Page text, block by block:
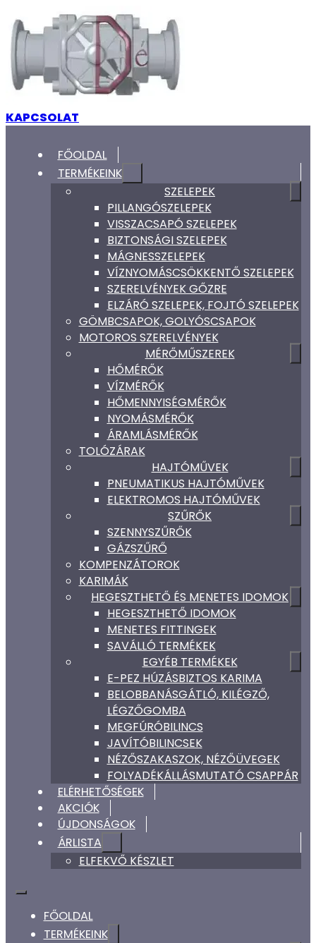
KAPCSOLAT
FŐOLDAL
TERMÉKEINK
SZELEPEK
PILLANGÓSZELEPEK
VISSZACSAPÓ SZELEPEK
BIZTONSÁGI SZELEPEK
MÁGNESSZELEPEK
VÍZNYOMÁSCSÖKKENTŐ SZELEPEK
SZERELVÉNYEK GŐZRE
ELZÁRÓ SZELEPEK, FOJTÓ SZELEPEK
GÖMBCSAPOK, GOLYÓSCSAPOK
MOTOROS SZERELVÉNYEK
MÉRŐMŰSZEREK
HŐMÉRŐK
VÍZMÉRŐK
HŐMENNYISÉGMÉRŐK
NYOMÁSMÉRŐK
ÁRAMLÁSMÉRŐK
TOLÓZÁRAK
HAJTÓMŰVEK
PNEUMATIKUS HAJTÓMŰVEK
ELEKTROMOS HAJTÓMŰVEK
SZŰRŐK
SZENNYSZŰRŐK
GÁZSZŰRŐ
KOMPENZÁTOROK
KARIMÁK
HEGESZTHETŐ ÉS MENETES IDOMOK
HEGESZTHETŐ IDOMOK
MENETES FITTINGEK
SAVÁLLÓ TERMÉKEK
EGYÉB TERMÉKEK
E-PEZ HÚZÁSBIZTOS KARIMA
BELOBBANÁSGÁTLÓ, KILÉGZŐ,
LÉGZŐGOMBA
MEGFÚRÓBILINCS
JAVÍTÓBILINCSEK
NÉZŐSZAKASZOK, NÉZŐÜVEGEK
FOLYADÉKÁLLÁSMUTATÓ CSAPPÁR
ELÉRHETŐSÉGEK
AKCIÓK
ÚJDONSÁGOK
ÁRLISTA
ELFEKVŐ KÉSZLET
FŐOLDAL
TERMÉKEINK